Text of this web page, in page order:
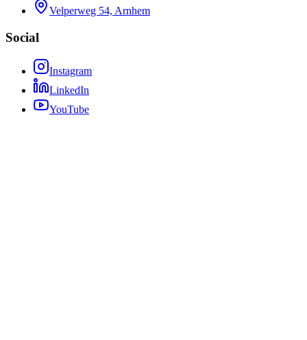
Velperweg 54, Arnhem
Social
Instagram
LinkedIn
YouTube